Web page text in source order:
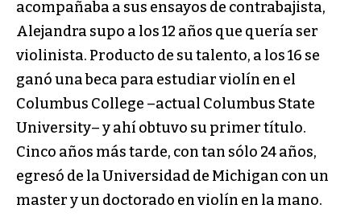
acompañaba a sus ensayos de contrabajista,
Alejandra supo a los 12 años que quería ser
violinista. Producto de su talento, a los 16 se
ganó una beca para estudiar violín en el
Columbus College –actual Columbus State
University– y ahí obtuvo su primer título.
Cinco años más tarde, con tan sólo 24 años,
egresó de la Universidad de Michigan con un
master y un doctorado en violín en la mano.